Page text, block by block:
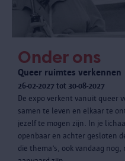
Onder ons
Queer ruimtes verkennen
26-02-2027 tot 30-08-2027
De expo verkent vanuit queer
samen te leven en elkaar te
jezelf te mogen zijn. In je
openbaar en achter gesloten
die thema’s, ook vandaag